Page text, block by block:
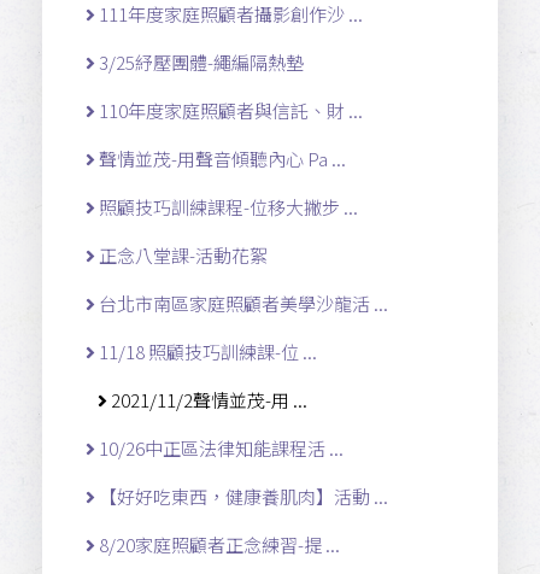
111年度家庭照顧者攝影創作沙 ...
3/25紓壓團體-繩編隔熱墊
110年度家庭照顧者與信託、財 ...
聲情並茂-用聲音傾聽內心 Pa ...
照顧技巧訓練課程-位移大撇步 ...
正念八堂課-活動花絮
台北市南區家庭照顧者美學沙龍活 ...
11/18 照顧技巧訓練課-位 ...
2021/11/2聲情並茂-用 ...
10/26中正區法律知能課程活 ...
【好好吃東西，健康養肌肉】活動 ...
8/20家庭照顧者正念練習-提 ...